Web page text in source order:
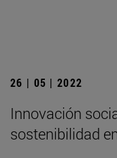
26 | 05 | 2022
Innovación
sostenibilidad